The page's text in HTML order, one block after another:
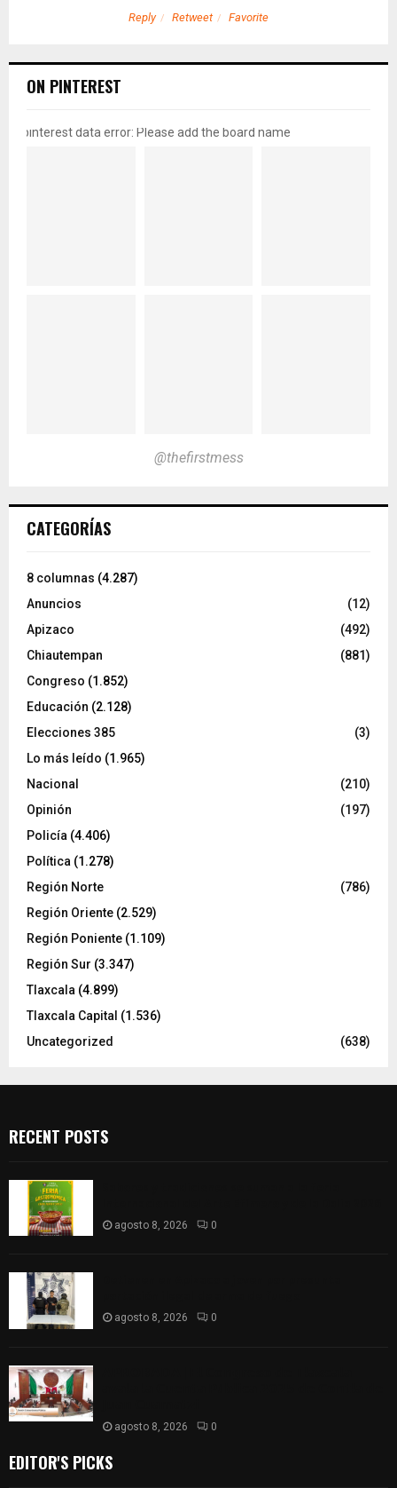
Reply Retweet Favorite
ON PINTEREST
pinterest data error: Please add the board name
@thefirstmess
CATEGORÍAS
8 columnas (4.287)
Anuncios
(12)
Apizaco
(492)
Chiautempan
(881)
Congreso (1.852)
Educación (2.128)
Elecciones 385
(3)
Lo más leído (1.965)
Nacional
(210)
Opinión
(197)
Policía (4.406)
Política (1.278)
Región Norte
(786)
Región Oriente (2.529)
Región Poniente (1.109)
Región Sur (3.347)
Tlaxcala (4.899)
Tlaxcala Capital (1.536)
Uncategorized
(638)
RECENT POSTS
agosto 8, 2026 0
agosto 8, 2026 0
agosto 8, 2026 0
EDITOR'S PICKS